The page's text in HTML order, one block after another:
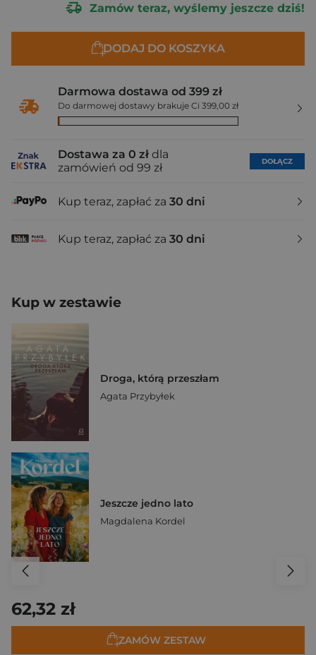
Zamów teraz, wyślemy jeszcze dziś!
DODAJ DO KOSZYKA
Darmowa dostawa od 399 zł
Do darmowej dostawy brakuje Ci 399,00 zł
Dostawa za 0 zł dla
zamówień od 99 zł
DOŁĄCZ
Kup teraz, zapłać za 30 dni
Kup teraz, zapłać za 30 dni
Kup w zestawie
Droga, którą przeszłam
Agata Przybyłek
Jeszcze jedno lato
Magdalena Kordel
62,32 zł
ZAMÓW ZESTAW